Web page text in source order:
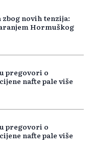
zbog novih tenzija:
Hormuškog
pregovori o
nafte pale više
pregovori o
nafte pale više